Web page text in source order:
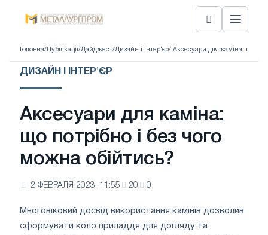
Головна/ Публікації/Дайджест/Дизайн і Інтер'єр/ Аксесуари для каміна: що
ДИЗАЙН І ІНТЕР'ЄР
Аксесуари для каміна:
що потрібно і без чого
можна обійтись?
2 ФЕВРАЛЯ 2023, 11:55 20 0
Многовіковий досвід використання камінів дозволив
сформувати коло приладдя для догляду та